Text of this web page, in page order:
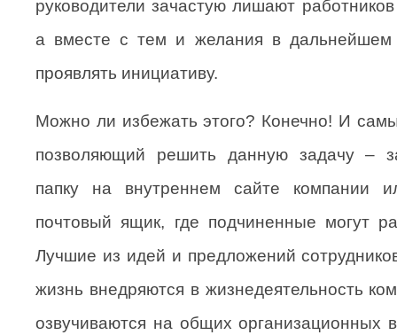
руководители зачастую лишают
а вместе с тем и желания в дальнейшем
проявлять инициативу.
Можно ли избежать этого? Конечно! И
позволяющий решить данную задачу –
папку на внутреннем сайте компании
почтовый ящик, где подчиненные могут
Лучшие из идей и предложений
жизнь внедряются в жизнедеятельность
озвучиваются на общих организационных